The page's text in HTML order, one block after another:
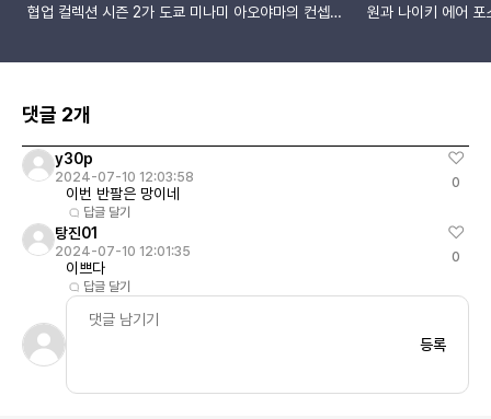
협업 컬렉션 시즌 2가 도쿄 미나미 아오야마의 컨셉샵
구성된 12피스 라인업입니다. KAWS의 해변 테마를
기반으로 한 신선한 도전이 여름 동안 차별화된 컬렉
션을 선보입니다. HUMANMADE x KAWS
Collection Season 2발매일: 07월 13일
원과 나이키 에어 포
자인이 드러나는 방
로 알려진 피마원
요!?
Pinkfire II-Tour
AQ3692-004발
댓글 2개
y30p
2024-07-10 12:03:58
이번 반팔은 망이네
답글 달기
0
탕진01
2024-07-10 12:01:35
이쁘다
답글 달기
0
등록